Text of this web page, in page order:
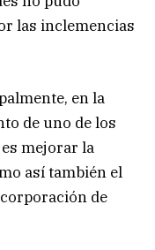
las inclemencias
en la
de uno de los
mejorar la
así también el
de